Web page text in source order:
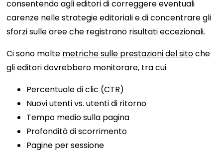
consentendo agli editori di correggere eventuali
carenze nelle strategie editoriali e di concentrare gli
sforzi sulle aree che registrano risultati eccezionali.
Ci sono molte metriche sulle prestazioni del sitoche
gli editori dovrebbero monitorare, tra cui
Percentuale di clic (CTR)
Nuovi utenti vs. utenti di ritorno
Tempo medio sulla pagina
Profondità di scorrimento
Pagine per sessione